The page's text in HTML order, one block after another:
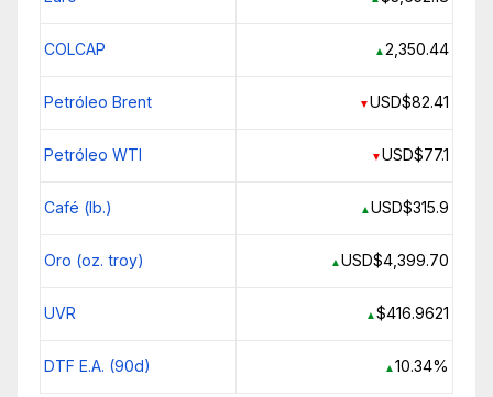
COLCAP ▲2,350.44
Petróleo Brent ▼USD$82.41
Petróleo WTI ▼USD$77.1
Café (lb.) ▲USD$315.9
Oro (oz. troy) ▲USD$4,399.70
UVR ▲$416.9621
DTF E.A. (90d) ▲10.34%